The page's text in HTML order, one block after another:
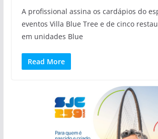
A profissional assina os cardápios do
eventos Villa Blue Tree e de cinco
em unidades Blue
Read More